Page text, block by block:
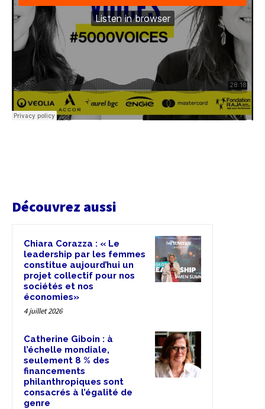
Découvrez aussi
Chiara Corazza : « Le
leadership par les femmes
constitue aujourd’hui un
projet collectif pour nos
sociétés et nos
économies»
4 juillet 2026
Catherine Giboin : à
l’échelle mondiale,
seulement 8 % des
financements
philanthropiques sont
consacrés à l’égalité de
genre